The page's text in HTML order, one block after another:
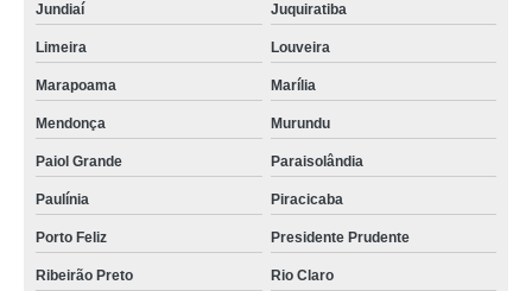
Jundiaí Juquiratiba
Limeira Louveira
Marapoama Marília
Mendonça Murundu
Paiol Grande Paraisolândia
Paulínia Piracicaba
Porto Feliz Presidente Prudente
Ribeirão Preto Rio Claro